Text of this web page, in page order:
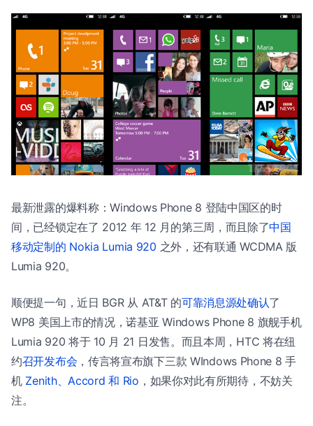
最新泄露的爆料称：Windows Phone 8 登陆中国区的时
间，已经锁定在了 2012 年 12 月的第三周，而且除了中国
移动定制的 Nokia Lumia 920 之外，还有联通 WCDMA 版
Lumia 920。
顺便提一句，近日 BGR 从 AT&T 的可靠消息源处确认了
WP8 美国上市的情况，诺基亚 Windows Phone 8 旗舰手机
Lumia 920 将于 10 月 21 日发售。而且本周，HTC 将在纽
约召开发布会 ，传言将宣布旗下三款 WIndows Phone 8 手
机 Zenith、Accord 和 Rio ，如果你对此有所期待，不妨关
注。